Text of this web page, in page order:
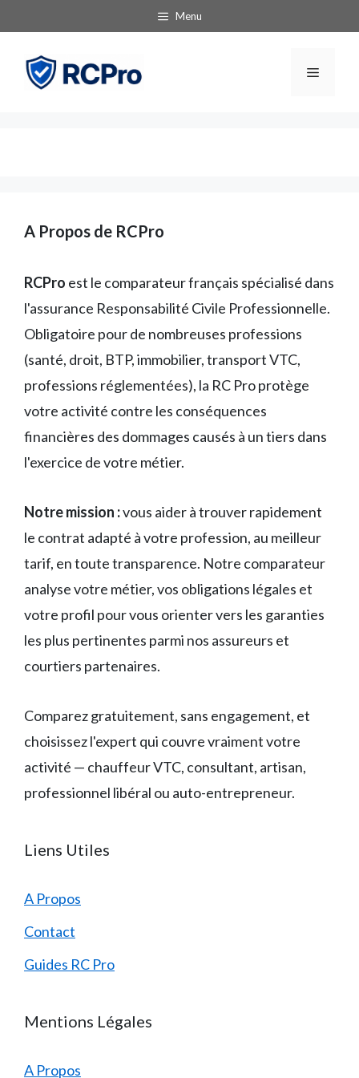
au
contenu
Menu
Menu
A Propos de RCPro
RCPro est le comparateur français spécialisé dans
l'assurance Responsabilité Civile Professionnelle.
Obligatoire pour de nombreuses professions
(santé, droit, BTP, immobilier, transport VTC,
professions réglementées), la RC Pro protège
votre activité contre les conséquences
financières des dommages causés à un tiers dans
l'exercice de votre métier.
Notre mission :vous aider à trouver rapidement
le contrat adapté à votre profession, au meilleur
tarif, en toute transparence. Notre comparateur
analyse votre métier, vos obligations légales et
votre profil pour vous orienter vers les garanties
les plus pertinentes parmi nos assureurs et
courtiers partenaires.
Comparez gratuitement, sans engagement, et
choisissez l'expert qui couvre vraiment votre
activité — chauffeur VTC, consultant, artisan,
professionnel libéral ou auto-entrepreneur.
Liens Utiles
A Propos
Contact
Guides RC Pro
Mentions Légales
A Propos